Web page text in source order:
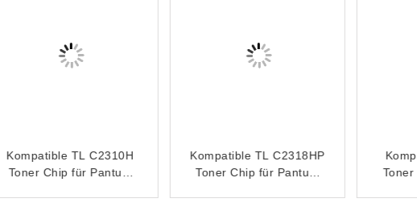
Kompatible TL C2318HP
Toner Chip für Pantum
Kompatible TL R4201
Toner Chip Pantum für